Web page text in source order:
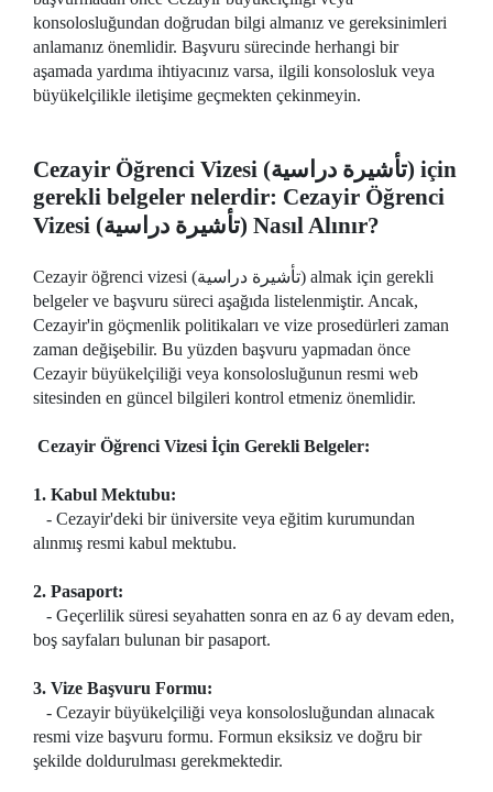
konsolosluğundan doğrudan bilgi almanız ve gereksinimleri
anlamanız önemlidir. Başvuru sürecinde herhangi bir
aşamada yardıma ihtiyacınız varsa, ilgili konsolosluk veya
büyükelçilikle iletişime geçmekten çekinmeyin.
Cezayir Öğrenci Vizesi (تأشيرة دراسية) için
gerekli belgeler nelerdir: Cezayir Öğrenci
Vizesi (تأشيرة دراسية) Nasıl Alınır?
Cezayir öğrenci vizesi (تأشيرة دراسية) almak için gerekli
belgeler ve başvuru süreci aşağıda listelenmiştir. Ancak,
Cezayir'in göçmenlik politikaları ve vize prosedürleri zaman
zaman değişebilir. Bu yüzden başvuru yapmadan önce
Cezayir büyükelçiliği veya konsolosluğunun resmi web
sitesinden en güncel bilgileri kontrol etmeniz önemlidir.
Cezayir Öğrenci Vizesi İçin Gerekli Belgeler:
1. Kabul Mektubu:
- Cezayir'deki bir üniversite veya eğitim kurumundan
alınmış resmi kabul mektubu.
2. Pasaport:
- Geçerlilik süresi seyahatten sonra en az 6 ay devam eden,
boş sayfaları bulunan bir pasaport.
3. Vize Başvuru Formu:
- Cezayir büyükelçiliği veya konsolosluğundan alınacak
resmi vize başvuru formu. Formun eksiksiz ve doğru bir
şekilde doldurulması gerekmektedir.